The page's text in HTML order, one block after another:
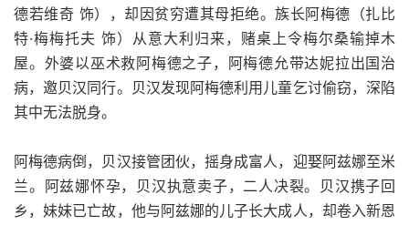
德若维奇 饰），却因贫穷遭其母拒绝。族长阿梅德（扎比
特·梅梅托夫 饰）从意大利归来，赌桌上令梅尔桑输掉木
屋。外婆以巫术救阿梅德之子，阿梅德允带达妮拉出国治
病，邀贝汉同行。贝汉发现阿梅德利用儿童乞讨偷窃，深陷
其中无法脱身。
阿梅德病倒，贝汉接管团伙，摇身成富人，迎娶阿兹娜至米
兰。阿兹娜怀孕，贝汉执意卖子，二人决裂。贝汉携子回
乡，妹妹已亡故，他与阿兹娜的儿子长大成人，却卷入新恩